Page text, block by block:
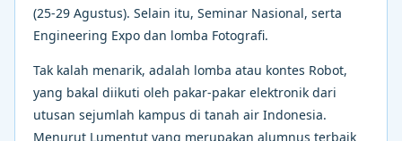
(25-29 Agustus). Selain itu, Seminar Nasional, serta
Engineering Expo dan lomba Fotografi.
Tak kalah menarik, adalah lomba atau kontes Robot,
yang bakal diikuti oleh pakar-pakar elektronik dari
utusan sejumlah kampus di tanah air Indonesia.
Menurut Lumentut yang merupakan alumnus terbaik